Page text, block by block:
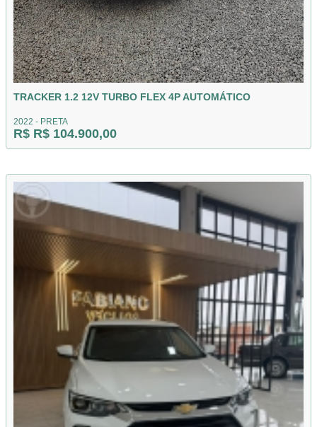
TRACKER 1.2 12V TURBO FLEX 4P AUTOMÁTICO
2022 - PRETA
R$ R$ 104.900,00